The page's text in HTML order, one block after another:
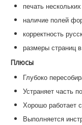
печать
наличие полей
корректность
размеры страниц
Плюсы
Глубоко
Устраняет часть
Хорошо работает
Выполняется